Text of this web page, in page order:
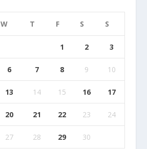
W T F S S
1 2 3
6 7 8 9 10
13 14 15 16 17
20 21 22 23 24
27 28 29
30